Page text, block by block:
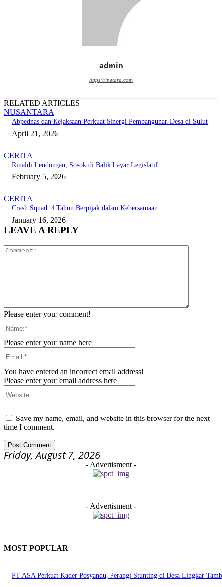
admin
https://inatara.com
RELATED ARTICLES
NUSANTARA
Abpednas dan Kejaksaan Perkuat Sinergi Pembangunan Desa di Sulut
April 21, 2026
CERITA
Rinaldi Lendongan, Sosok di Balik Layar Legislatif
February 5, 2026
CERITA
Crash Squad: 4 Tahun Berpijak dalam Kebersamaan
January 16, 2026
LEAVE A REPLY
Please enter your comment!
Please enter your name here
You have entered an incorrect email address!
Please enter your email address here
Save my name, email, and website in this browser for the next
time I comment.
Friday, August 7, 2026
- Advertisment -
- Advertisment -
MOST POPULAR
PT ASA Perkuat Kader Posyandu, Perangi Stunting di Desa Lingkar